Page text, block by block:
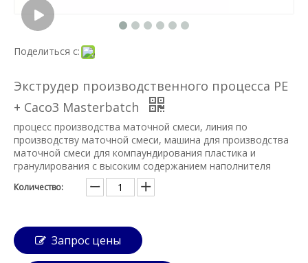
Поделиться с:
Экструдер производственного процесса PE
+ Caco3 Masterbatch
процесс производства маточной смеси, линия по
производству маточной смеси, машина для производства
маточной смеси для компаундирования пластика и
гранулирования с высоким содержанием наполнителя
Количество:
Запрос цены